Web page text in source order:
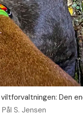
Den
S. Jensen